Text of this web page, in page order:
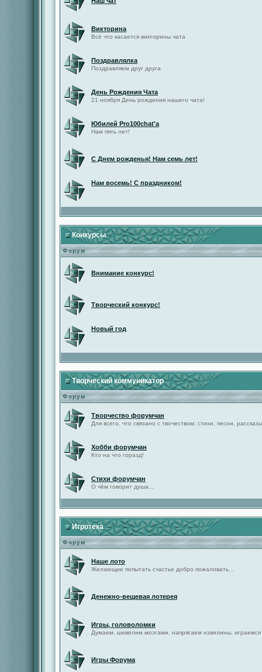
Викторина
Всё что касается викторины чата
Поздравлялка
Поздравляем друг друга
День Рождения Чата
21 ноября День рождения нашего чата!
Юбилей Pro100chat'а
Нам пять лет!
С Днем рожденья! Нам семь лет!
Нам восемь! С праздником!
Конкурсы
Форум
Внимание конкурс!
Творческий конкурс!
Новый год
Творческий коммуникатор
Форум
Творчество форумчан
Для всего, что связано с твочеством: стихи, песни,
Хобби форумчан
Кто на что горазд!
Стихи форумчан
О чём говорит душа...
Игротека
Форум
Наше лото
Желающие попытать счастье добро пожаловать...
Денежно-вещевая лотерея
Игры, головоломки
Думаем, шевелим мозгами, напрягаем извилины,
Игры Форума